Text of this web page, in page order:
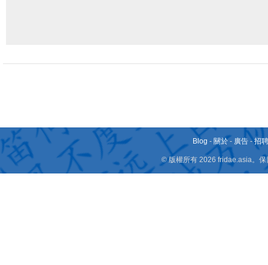
Blog - 關於 - 廣告 -招
© 版權所有 2026 fridae.asia。